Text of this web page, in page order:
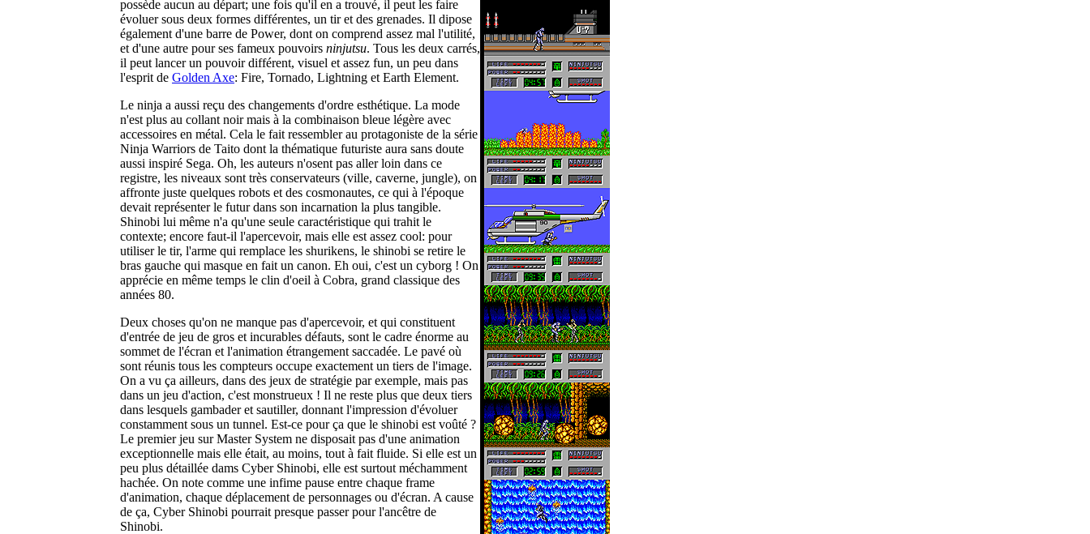
possède aucun au départ; une fois qu'il en a trouvé, il peut les faire
évoluer sous deux formes différentes, un tir et des grenades. Il dipose
également d'une barre de Power, dont on comprend assez mal l'utilité,
et d'une autre pour ses fameux pouvoirs ninjutsu. Tous les deux carrés,
il peut lancer un pouvoir différent, visuel et assez fun, un peu dans
l'esprit de Golden Axe: Fire, Tornado, Lightning et Earth Element.
Le ninja a aussi reçu des changements d'ordre esthétique. La mode
n'est plus au collant noir mais à la combinaison bleue légère avec
accessoires en métal. Cela le fait ressembler au protagoniste de la série
Ninja Warriors de Taito dont la thématique futuriste aura sans doute
aussi inspiré Sega. Oh, les auteurs n'osent pas aller loin dans ce
registre, les niveaux sont très conservateurs (ville, caverne, jungle), on
affronte juste quelques robots et des cosmonautes, ce qui à l'époque
devait représenter le futur dans son incarnation la plus tangible.
Shinobi lui même n'a qu'une seule caractéristique qui trahit le
contexte; encore faut-il l'apercevoir, mais elle est assez cool: pour
utiliser le tir, l'arme qui remplace les shurikens, le shinobi se retire le
bras gauche qui masque en fait un canon. Eh oui, c'est un cyborg ! On
apprécie en même temps le clin d'oeil à Cobra, grand classique des
années 80.
Deux choses qu'on ne manque pas d'apercevoir, et qui constituent
d'entrée de jeu de gros et incurables défauts, sont le cadre énorme au
sommet de l'écran et l'animation étrangement saccadée. Le pavé où
sont réunis tous les compteurs occupe exactement un tiers de l'image.
On a vu ça ailleurs, dans des jeux de stratégie par exemple, mais pas
dans un jeu d'action, c'est monstrueux ! Il ne reste plus que deux tiers
dans lesquels gambader et sautiller, donnant l'impression d'évoluer
constamment sous un tunnel. Est-ce pour ça que le shinobi est voûté ?
Le premier jeu sur Master System ne disposait pas d'une animation
exceptionnelle mais elle était, au moins, tout à fait fluide. Si elle est un
peu plus détaillée dams Cyber Shinobi, elle est surtout méchamment
hachée. On note comme une infime pause entre chaque frame
d'animation, chaque déplacement de personnages ou d'écran. A cause
de ça, Cyber Shinobi pourrait presque passer pour l'ancêtre de
Shinobi.